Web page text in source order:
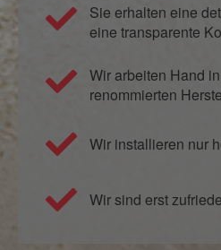
Sie erhalten eine
eine transparente
Wir arbeiten Hand
renommierten
Wir installieren nur
Wir sind erst